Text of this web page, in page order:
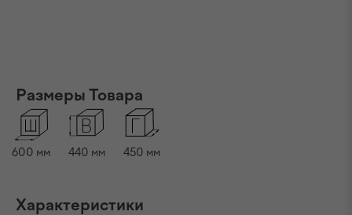
Размеры Товара
600 мм 440 мм 450 мм
Характеристики